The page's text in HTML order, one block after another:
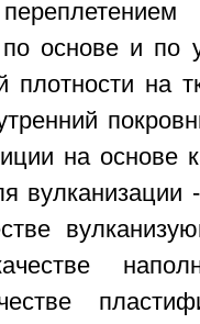
по основе и по
плотности на
на основе